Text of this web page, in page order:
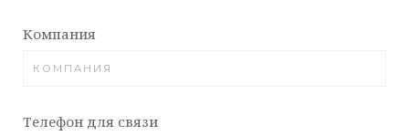
Компания
Телефон для связи